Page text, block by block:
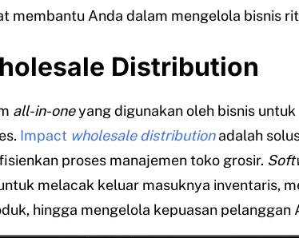
membantu Anda dalam mengelola bisnis
Distribution
all-in-oneyang digunakan oleh bisnis untuk
Impact wholesale distributionadalah
proses manajemen toko grosir.
melacak keluar masuknya inventaris,
hingga mengelola kepuasan pelanggan